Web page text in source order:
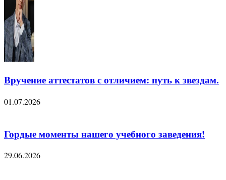
Вручение аттестатов с отличием: путь к звездам.
01.07.2026
Гордые моменты нашего учебного заведения!
29.06.2026